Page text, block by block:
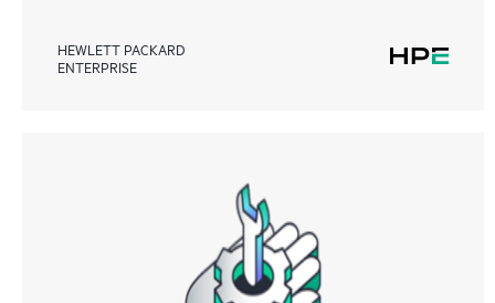
HEWLETT PACKARD
ENTERPRISE